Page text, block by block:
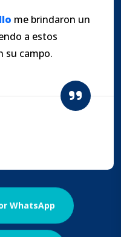
me brindaron un
a estos
su campo.
WhatsApp